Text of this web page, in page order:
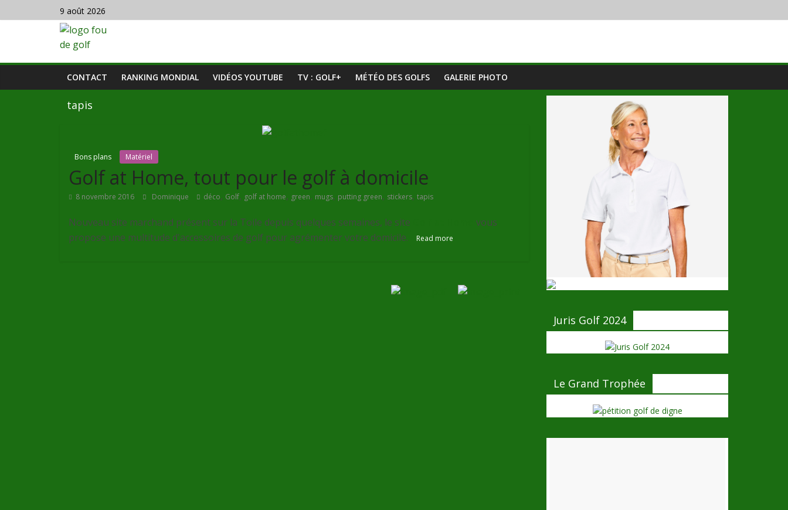
9 août 2026
CONTACT RANKING MONDIAL VIDÉOS YOUTUBE TV : GOLF+ MÉTÉO DES GOLFS GALERIE PHOTO
tapis
Bons plans Matériel
Golf at Home, tout pour le golf à domicile
8 novembre 2016 Dominique déco, Golf, golf at home, green, mugs, putting green, stickers, tapis
Nouveau site marchand présent sur la Toile depuis quelques semaines, le site
vous
propose une multitude d'accessoires de golf pour agrémenter votre domicile.
Read more
Juris Golf 2024
Le Grand Trophée